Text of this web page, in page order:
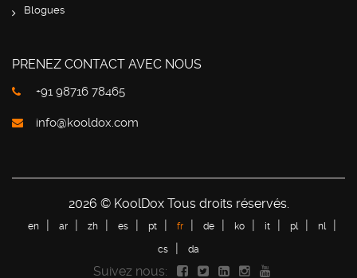
Blogues
PRENEZ CONTACT AVEC NOUS
+91 98716 78465
info@kooldox.com
2026 © KoolDox Tous droits réservés.
en ar zh es pt fr de ko it pl nl
cs da
Suivez nous: